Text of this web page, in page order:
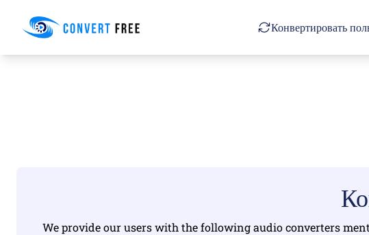
Convert Free Конвертировать
We provide our users with the following audio converters